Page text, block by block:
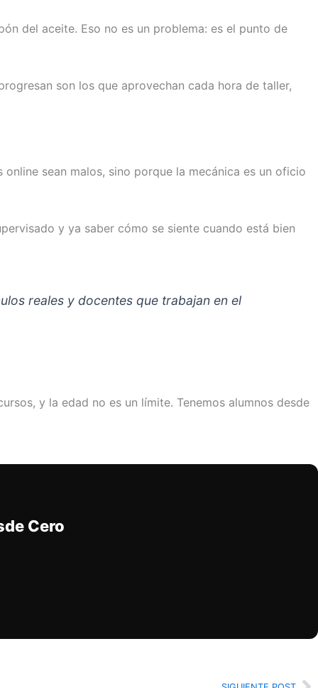
del aceite. Eso no es un problema: es el punto de
son los que aprovechan cada hora de taller,
sean malos, sino porque la mecánica es un oficio
y ya saber cómo se siente cuando está bien
reales y docentes que trabajan en el
y la edad no es un límite. Tenemos alumnos desde
Cero